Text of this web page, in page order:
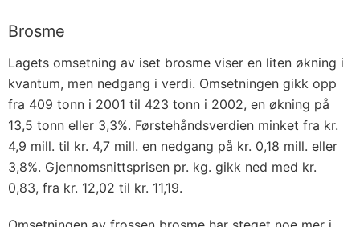
Brosme
Lagets omsetning av iset brosme viser en liten økning i
kvantum, men nedgang i verdi. Omsetningen gikk opp
fra 409 tonn i 2001 til 423 tonn i 2002, en økning på
13,5 tonn eller 3,3%. Førstehåndsverdien minket fra kr.
4,9 mill. til kr. 4,7 mill. en nedgang på kr. 0,18 mill. eller
3,8%. Gjennomsnittsprisen pr. kg. gikk ned med kr.
0,83, fra kr. 12,02 til kr. 11,19.